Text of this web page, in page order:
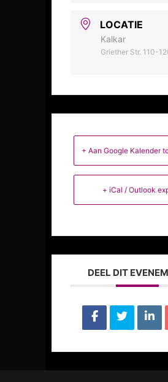
LOCATIE
Kalkar
Griether Str. 110-
+ Aan Google Kalender
+ iCal / Outlook
DEEL DIT